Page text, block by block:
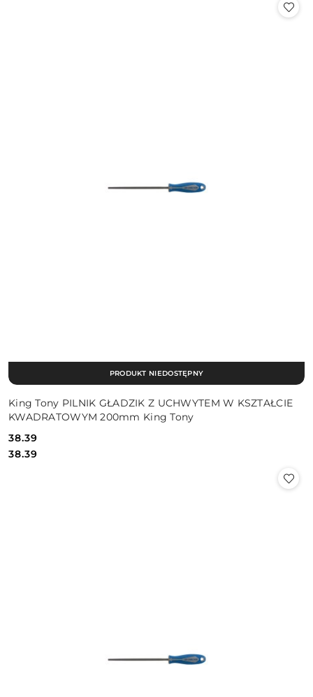
King Tony PILNIK GŁADZIK Z UCHWYTEM W KSZTAŁCIE
KWADRATOWYM 200mm King Tony
Cena:
38.39
Cena:
38.39
PRODUKT NIEDOSTĘPNY